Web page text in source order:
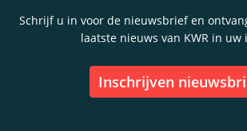
Schrijf u in voor de nieuwsbrief en
laatste nieuws van KWR in uw
inschrijven